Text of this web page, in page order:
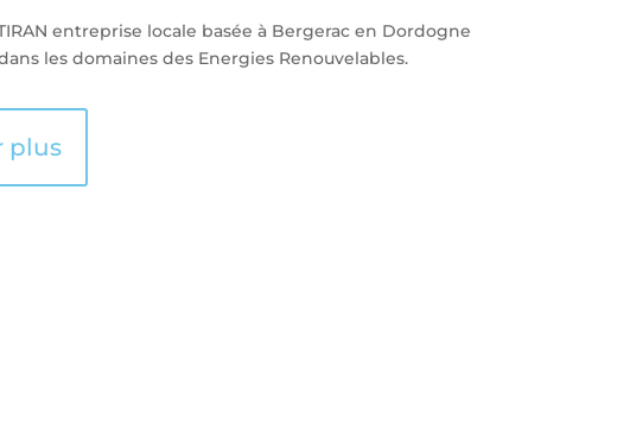
entreprise locale basée à Bergerac en Dordogne
les domaines des Energies Renouvelables.
plus